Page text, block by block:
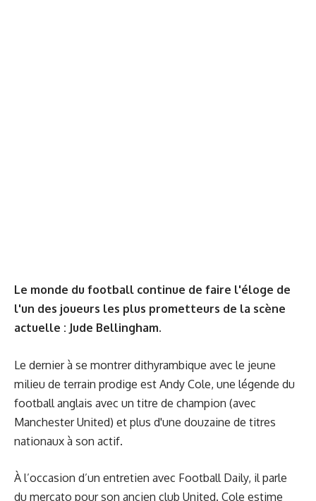
Le monde du football continue de faire l'éloge de
l'un des joueurs les plus prometteurs de la scène
actuelle : Jude Bellingham.
Le dernier à se montrer dithyrambique avec le jeune
milieu de terrain prodige est Andy Cole, une légende du
football anglais avec un titre de champion (avec
Manchester United) et plus d'une douzaine de titres
nationaux à son actif.
À l’occasion d’un entretien avec Football Daily, il parle
du mercato pour son ancien club United. Cole estime